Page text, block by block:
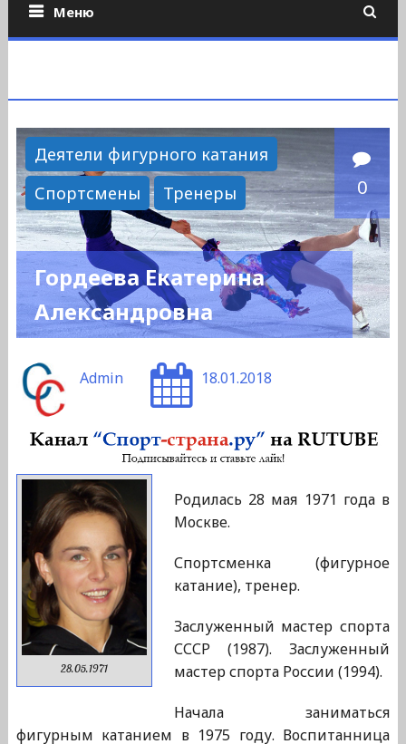
Меню
Деятели фигурного катания
Спортсмены
Тренеры 0
Гордеева Екатерина
Александровна
Admin 18.01.2018
28.05.1971
Родилась 28 мая 1971 года в
Москве.
Спортсменка (фигурное
катание), тренер.
Заслуженный мастер спорта
СССР (1987). Заслуженный
мастер спорта России (1994).
Начала заниматься
фигурным катанием в 1975 году. Воспитанница